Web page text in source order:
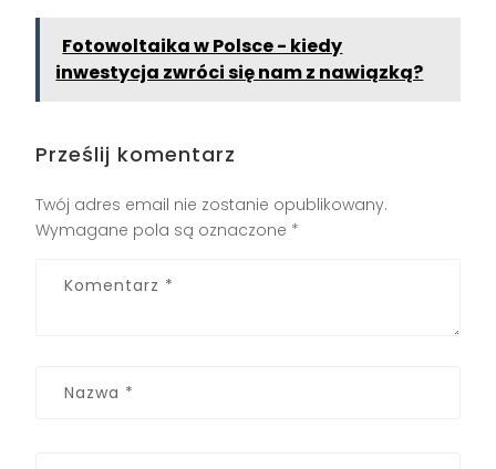
Fotowoltaika w Polsce - kiedy
inwestycja zwróci się nam z nawiązką?
Prześlij komentarz
Twój adres email nie zostanie opublikowany.
Wymagane pola są oznaczone *